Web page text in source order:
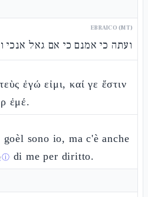
EBRAICO (MT)
ועתה כי אמנם כי אם גאל אנכי
ἐγώ εἰμι, καί γε ἔστιν
ἐμέ.
sono io, ma c'è anche
ⓘ di me per diritto.